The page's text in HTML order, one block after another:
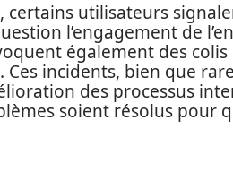
certains utilisateurs
l’engagement de
également des
incidents, bien que
des processus
soient résolus pour